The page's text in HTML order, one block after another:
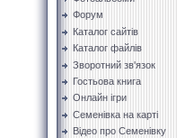
Форум
Каталог сайтів
Каталог файлів
Зворотний зв'язок
Гостьова книга
Онлайн ігри
Семенівка на карті
Відео про Семенівку